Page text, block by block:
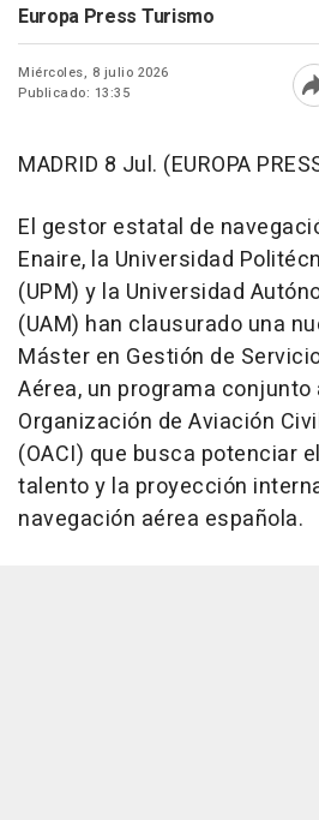
Europa Press Turismo
Miércoles, 8 julio 2026
Publicado: 13:35
MADRID 8 Jul. (EUROPA
El gestor estatal de
Enaire, la Universidad
(UPM) y la Universidad
(UAM) han clausurado una
Máster en Gestión de
Aérea, un programa conjunto
Organización de Aviación
(OACI) que busca potenciar
talento y la proyección
navegación aérea española.